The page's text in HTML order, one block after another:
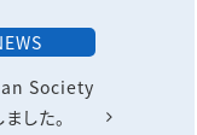
Society
した。